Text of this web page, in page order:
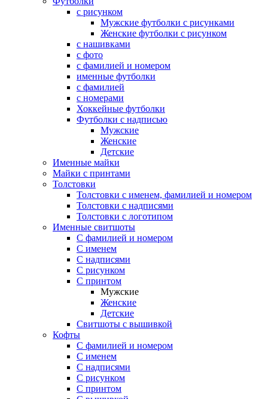
с рисунком
Мужские футболки с рисунками
Женские футболки с рисунком
с нашивками
с фото
с фамилией и номером
именные футболки
с фамилией
с номерами
Хоккейные футболки
Футболки с надписью
Мужские
Женские
Детские
Именные майки
Майки с принтами
Толстовки
Толстовки с именем, фамилией и номером
Толстовки с надписями
Толстовки с логотипом
Именные свитшоты
С фамилией и номером
С именем
С надписями
С рисунком
С принтом
Мужские
Женские
Детские
Свитшоты с вышивкой
Кофты
С фамилией и номером
С именем
С надписями
С рисунком
С принтом